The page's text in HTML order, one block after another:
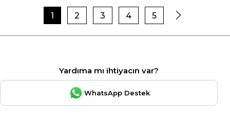
1 2 3 4 5
Yardıma mı ihtiyacın var?
WhatsApp Destek